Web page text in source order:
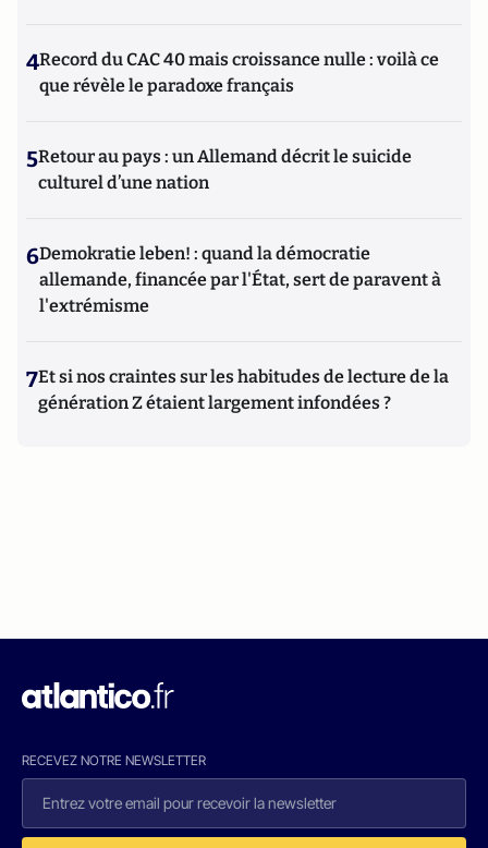
4Record du CAC 40 mais croissance nulle : voilà ce
que révèle le paradoxe français
5Retour au pays : un Allemand décrit le suicide
culturel d’une nation
6Demokratie leben! : quand la démocratie
allemande, financée par l'État, sert de paravent à
l'extrémisme
7Et si nos craintes sur les habitudes de lecture de la
génération Z étaient largement infondées ?
RECEVEZ NOTRE NEWSLETTER